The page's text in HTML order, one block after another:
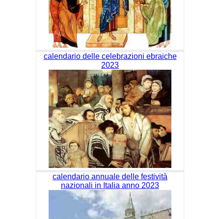
calendario delle celebrazioni ebraiche
2023
calendario annuale delle festività
nazionali in Italia anno 2023